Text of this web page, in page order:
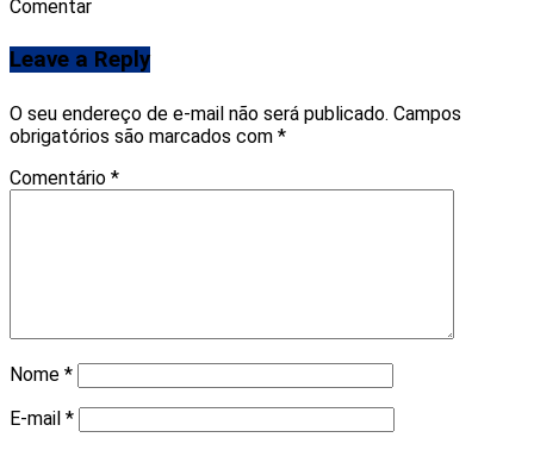
Comentar
Leave a Reply
O seu endereço de e-mail não será publicado. Campos
obrigatórios são marcados com *
Comentário *
Nome *
E-mail *